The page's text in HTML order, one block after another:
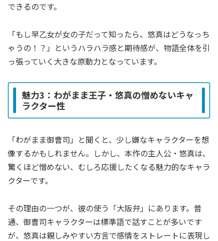
できるのです。
「もし早乙女が女の子だって知ったら、悠真はどうなっち
ゃうの！？」というハラハラ感と期待感が、物語全体を引
っ張っていく大きな原動力となっています。
魅力3：わがまま王子・悠真の憎めないキャ
ラクター性
「わがまま御曹司」と聞くと、少し嫌なキャラクターを想
像するかもしれません。しかし、本作の主人公・悠真は、
驚くほど憎めない、むしろ応援したくなる魅力的なキャラ
クターです。
その理由の一つが、彼の使う「大阪弁」にあります。普
通、御曹司キャラクターは標準語で話すことが多いです
が、悠真は親しみやすい方言で感情をストレートに表現し